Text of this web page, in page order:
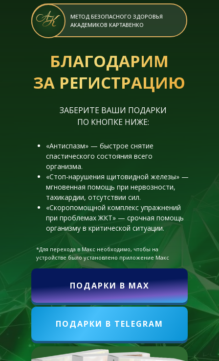
МЕТОД БЕЗОПАСНОГО ЗДОРОВЬЯ
АКАДЕМИКОВ КАРТАВЕНКО
ПОДАРКИ В TELEGRAM
ПОДАРКИ В MAX
БЛАГОДАРИМ
ЗА РЕГИСТРАЦИЮ
ЗАБЕРИТЕ ВАШИ ПОДАРКИ
ПО КНОПКЕ НИЖЕ:
«Антиспазм» — быстрое снятие
спастического состояния всего
организма.
«Стоп-нарушения щитовидной железы» —
мгновенная помощь при нервозности,
тахикардии, отсутствии сил.
«Скоропомощной комплекс упражнений
при проблемах ЖКТ» — срочная помощь
организму в критической ситуации.
*Для перехода в Макс необходимо, чтобы на
устройстве было установлено приложение Макс